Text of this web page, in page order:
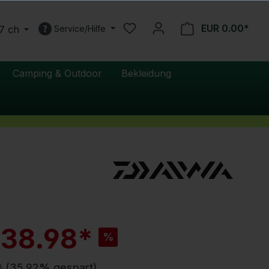
ch Service/Hilfe EUR 0.00*
Camping & Outdoor Bekleidung
38.98* %